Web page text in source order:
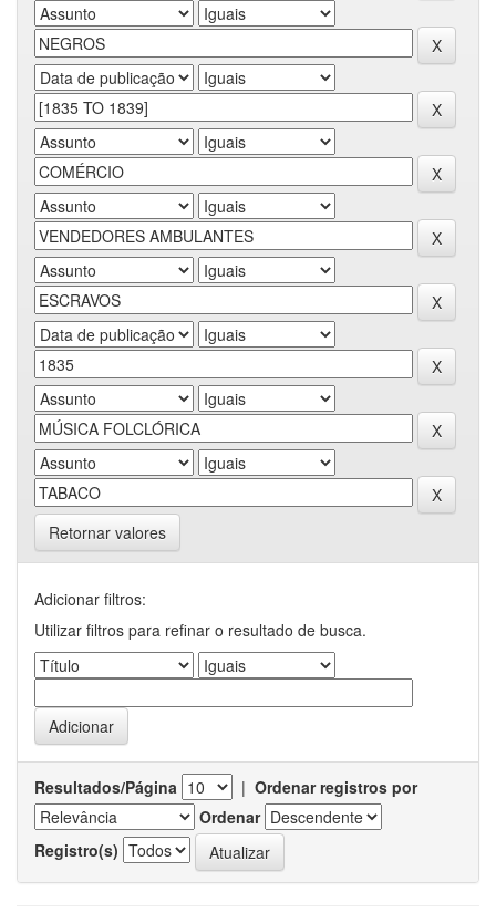
Retornar valores
Adicionar filtros:
Utilizar filtros para refinar o resultado de busca.
Resultados/Página | Ordenar registros por
Ordenar
Registro(s)